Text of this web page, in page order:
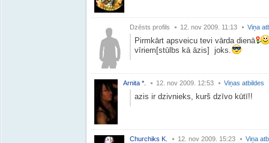
Dzēsts profils 12. nov 2009. 11:13 Viņa
Pirmkārt apsveicu tevi vārda dienā
vīriem[stūlbs kā āzis] joks.
Arnita *. 12. nov 2009. 12:53 Viņas atbildes
azis ir dzivnieks, kurš dzīvo kūtī!!
Churchiks K. 12. nov 2009. 15:23 Viņa